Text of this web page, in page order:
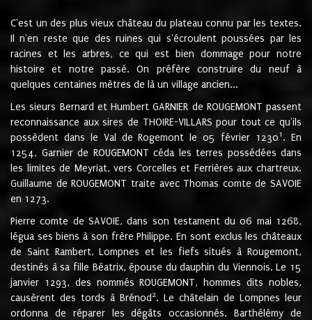
C'est un des plus vieux château du plateau connu par les textes.
Il n'en reste que des ruines qui s'écroulent poussées par les
racines et les arbres, ce qui est bien dommage pour notre
histoire et notre passé. On préfère construire du neuf à
quelques centaines mètres de là un village ancien...
Les sieurs Bernard et Humbert GARNIER de ROUGEMONT passent
reconnaissance aux sires de THOIRE-VILLARS pour tout ce qu'ils
possèdent dans le Val de Rogemont le 05 février 12301 . En
1254, Garnier de ROUGEMONT céda les terres possédées dans
les limites de Meyriat, vers Corcelles et Ferrières aux chartreux.
Guillaume de ROUGEMONT traite avec Thomas comte de SAVOIE
en 1273.
Pierre comte de SAVOIE, dans son testament du 06 mai 1268,
légua ses biens à son frère Philippe. En sont exclus les châteaux
de Saint Rambert, Lompnes et les fiefs situés à Rougemont,
destinés à sa fille Béatrix, épouse du dauphin du Viennois. Le 15
janvier 1293, des nommés ROUGEMONT, hommes dits nobles,
causèrent des tords à Brénod 2. Le châtelain de Lompnes leur
ordonna de réparer les dégâts occasionnés. Barthélémy de